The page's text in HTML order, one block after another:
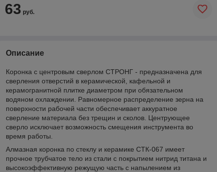
63 руб.
Описание
Коронка с центровым сверлом СТРОНГ - предназначена для
сверления отверстий в керамической, кафельной и
керамогранитной плитке диаметром при обязательном
водяном охлаждении. Равномерное распределение зерна на
поверхности рабочей части обеспечивает аккуратное
сверление материала без трещин и сколов. Центрующее
сверло исключает возможность смещения инструмента во
время работы.
Алмазная коронка по стеклу и керамике СТК-067 имеет
прочное трубчатое тело из стали с покрытием нитрид титана и
высокоэффективную режущую часть с напылением из